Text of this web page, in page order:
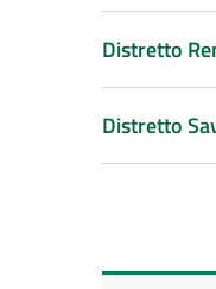
Distretto
Distretto